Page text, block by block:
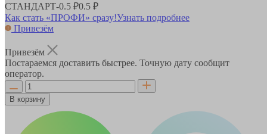
СТАНДАРТ-0.5 ₽0.5 ₽
Как стать «ПРОФИ» сразу!Узнать подробнее
Привезём
Привезём
Постараемся доставить быстрее. Точную дату сообщит
оператор.
В корзину